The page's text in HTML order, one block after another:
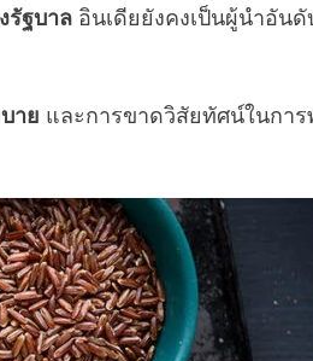
รัฐบาล อินเดียยังคงเป็นผู้นำอันดั
าย และการขาดวิสัยทัศน์ในกา